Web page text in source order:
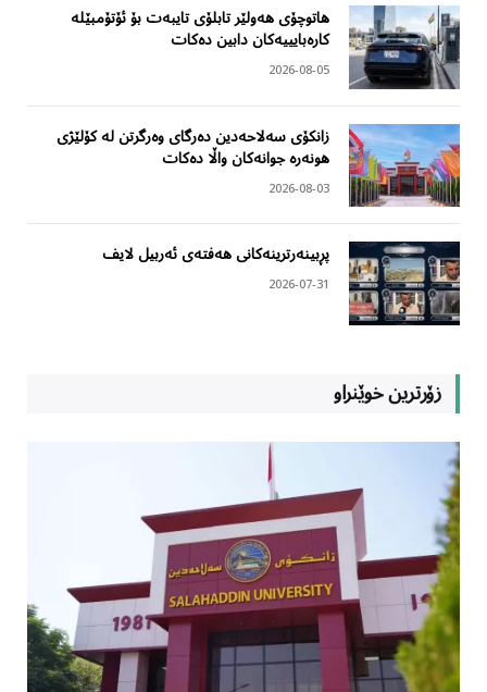
هاتوچۆی هەولێر تابلۆی تایبەت بۆ ئۆتۆمبێلە
کارەبایییەکان دابین دەکات
2026-08-05
زانکۆی سەلاحەدین دەرگای وەرگرتن لە کۆلێژی
هونەرە جوانەکان واڵا دەکات
2026-08-03
پڕبینەرترینەکانی هەفتەی ئەربیل لایف
2026-07-31
زۆرترین خوێنراو